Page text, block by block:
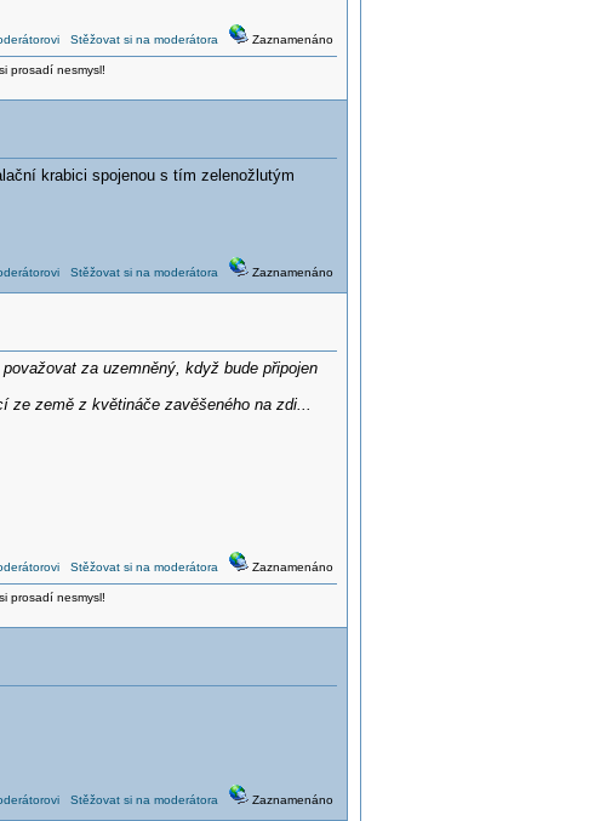
Stěžovat si na moderátora Zaznamenáno
prosadí nesmysl!
krabici spojenou s tím zelenožlutým
Stěžovat si na moderátora Zaznamenáno
za uzemněný, když bude připojen
ze země z květináče zavěšeného na zdi...
Stěžovat si na moderátora Zaznamenáno
prosadí nesmysl!
Stěžovat si na moderátora Zaznamenáno